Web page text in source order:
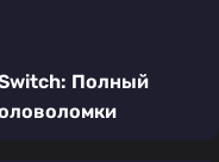
Полный